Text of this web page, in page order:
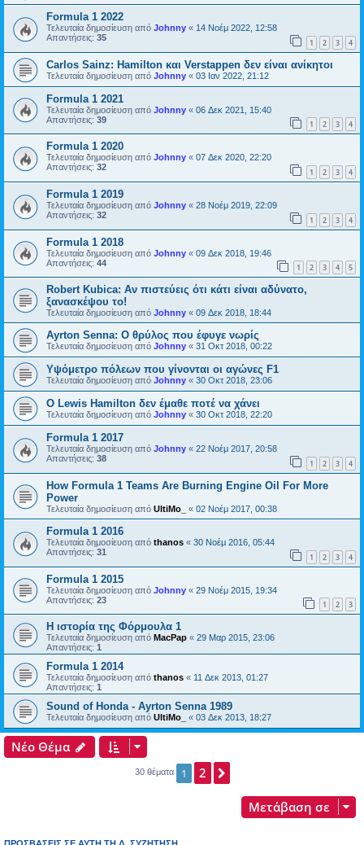
Formula 1 2022
Τελευταία δημοσίευση από Johnny « 14 Νοέμ 2022, 12:58
Απαντήσεις: 35 1 2 3 4
Carlos Sainz: Hamilton και Verstappen δεν είναι ανίκητοι
Τελευταία δημοσίευση από Johnny « 03 Ιαν 2022, 21:12
Formula 1 2021
Τελευταία δημοσίευση από Johnny « 06 Δεκ 2021, 15:40
Απαντήσεις: 39 1 2 3 4
Formula 1 2020
Τελευταία δημοσίευση από Johnny « 07 Δεκ 2020, 22:20
Απαντήσεις: 32 1 2 3 4
Formula 1 2019
Τελευταία δημοσίευση από Johnny « 28 Νοέμ 2019, 22:09
Απαντήσεις: 32 1 2 3 4
Formula 1 2018
Τελευταία δημοσίευση από Johnny « 09 Δεκ 2018, 19:46
Απαντήσεις: 44 1 2 3 4 5
Robert Kubica: Αν πιστεύεις ότι κάτι είναι αδύνατο,
ξανασκέψου το!
Τελευταία δημοσίευση από Johnny « 09 Δεκ 2018, 18:44
Ayrton Senna: O θρύλος που έφυγε νωρίς
Τελευταία δημοσίευση από Johnny « 31 Οκτ 2018, 00:22
Υψόμετρο πόλεων που γίνονται οι αγώνες F1
Τελευταία δημοσίευση από Johnny « 30 Οκτ 2018, 23:06
O Lewis Hamilton δεν έμαθε ποτέ να χάνει
Τελευταία δημοσίευση από Johnny « 30 Οκτ 2018, 22:20
Formula 1 2017
Τελευταία δημοσίευση από Johnny « 22 Νοέμ 2017, 20:58
Απαντήσεις: 38 1 2 3 4
How Formula 1 Teams Are Burning Engine Oil For More
Power
Τελευταία δημοσίευση από UltiMo_ « 02 Νοέμ 2017, 00:38
Formula 1 2016
Τελευταία δημοσίευση από thanos « 30 Νοέμ 2016, 05:44
Απαντήσεις: 31 1 2 3 4
Formula 1 2015
Τελευταία δημοσίευση από Johnny « 29 Νοέμ 2015, 19:34
Απαντήσεις: 23 1 2 3
Η ιστορία της Φόρμουλα 1
Τελευταία δημοσίευση από MacPap « 29 Μαρ 2015, 23:06
Απαντήσεις: 1
Formula 1 2014
Τελευταία δημοσίευση από thanos « 11 Δεκ 2013, 01:27
Απαντήσεις: 1
Sound of Honda - Ayrton Senna 1989
Τελευταία δημοσίευση από UltiMo_ « 03 Δεκ 2013, 18:27
Νέο Θέμα
30 θέματα 1 2
Μετάβαση σε